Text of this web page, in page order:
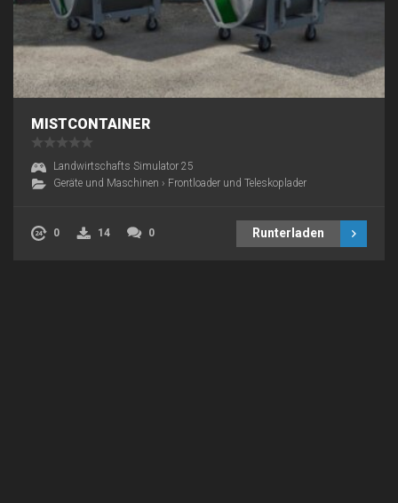
MISTCONTAINER
Landwirtschafts Simulator 25
Geräte und Maschinen › Frontloader und Teleskoplader
0 14 0 Runterladen